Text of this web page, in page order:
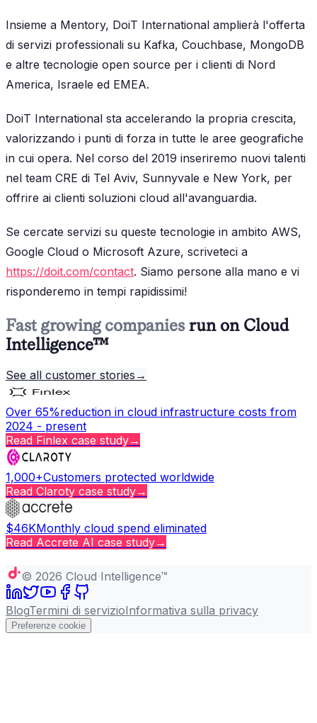
Insieme a Mentory, DoiT International amplierà l'offerta
di servizi professionali su Kafka, Couchbase, MongoDB
e altre tecnologie open source per i clienti di Nord
America, Israele ed EMEA.
DoiT International sta accelerando la propria crescita,
valorizzando i punti di forza in tutte le aree geografiche
in cui opera. Nel corso del 2019 inseriremo nuovi talenti
nel team CRE di Tel Aviv, Sunnyvale e New York, per
offrire ai clienti soluzioni cloud all'avanguardia.
Se cercate servizi su queste tecnologie in ambito AWS,
Google Cloud o Microsoft Azure, scriveteci a
https://doit.com/contact. Siamo persone alla mano e vi
risponderemo in tempi rapidissimi!
Fast growing companies run on Cloud
Intelligence™
See all customer stories →
Over 65%reduction in cloud infrastructure costs from
2024 - present
Read Finlex case study→
1,000+Customers protected worldwide
Read Claroty case study→
$46KMonthly cloud spend eliminated
Read Accrete AI case study→
© 2026 Cloud Intelligence™
BlogTermini di servizioInformativa sulla privacy
Preferenze cookie